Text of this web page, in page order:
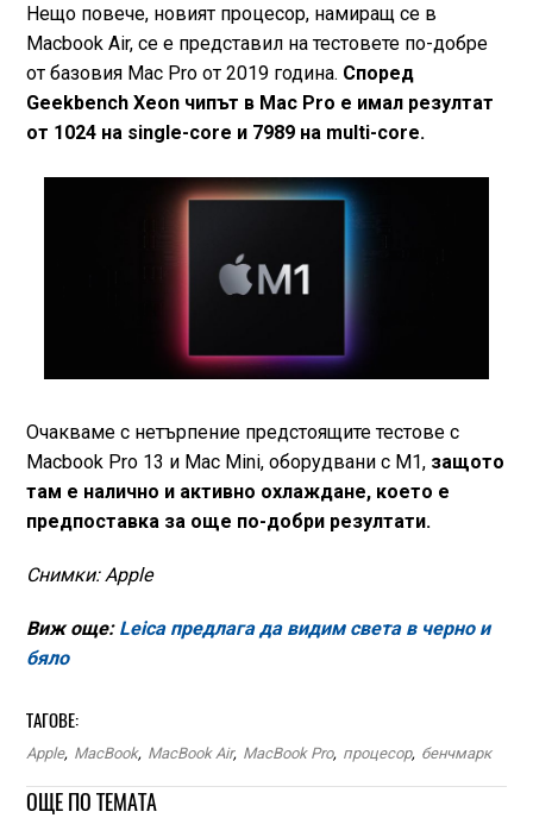
Нещо повече, новият процесор, намиращ се в
Macbook Air, се е представил на тестовете по-добре
от базовия Mac Pro от 2019 година. Според
Geekbench Xeon чипът в Mac Pro е имал резултат
от 1024 на single-core и 7989 на multi-core.
Очакваме с нетърпение предстоящите тестове с
Macbook Pro 13 и Mac Mini, оборудвани с М1,защото
там е налично и активно охлаждане, което е
предпоставка за още по-добри резултати.
Снимки: Apple
Виж още: Leica предлага да видим света в черно и
бяло
ТАГОВЕ:
Apple, MacBook, MacBook Air, MacBook Pro, процесор, бенчмарк
ОЩЕ ПО ТЕМАТА